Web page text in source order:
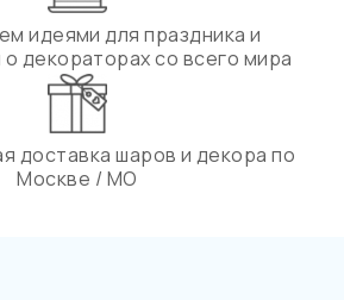
идеями для праздника и
декораторах со всего мира
доставка шаров и декора по
Москве / МО